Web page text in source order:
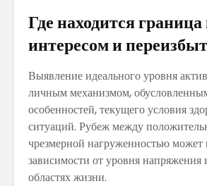
Где находится
интересом и
Выявление идеального уровня
личным механизмом,
особенностей, текущего условия
ситуаций. Рубеж между
чрезмерной нагруженностью может
зависимости от уровня напряжения
областях жизни.